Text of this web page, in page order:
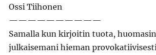
Ossi Tiihonen
——————————
Samalla kun kirjoitin tuota,
julkaisemani hieman